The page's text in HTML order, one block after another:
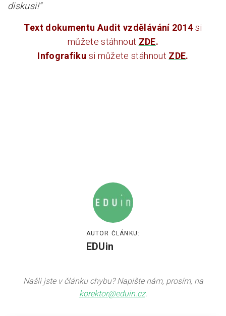
diskusi!“
Text dokumentu Audit vzdělávání 2014 si
můžete stáhnout ZDE.
Infografiku si můžete stáhnout ZDE.
AUTOR ČLÁNKU:
EDUin
Našli jste v článku chybu? Napište nám, prosím, na
korektor@eduin.cz.